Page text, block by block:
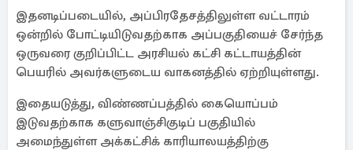
இதனடிப்படையில், அப்பிரதேசத்திலுள்ள வட்டாரம்
ஒன்றில் போட்டியிடுவதற்காக அப்பகுதியைச் சேர்ந்த
ஒருவரை குறிப்பிட்ட அரசியல் கட்சி கட்டாயத்தின்
பெயரில் அவர்களுடைய வாகனத்தில் ஏற்றியுள்ளது.
இதையடுத்து, விண்ணப்பத்தில் கையொப்பம்
இடுவதற்காக களுவாஞ்சிகுடிப் பகுதியில்
அமைந்துள்ள அக்கட்சிக் காரியாலயத்திற்கு